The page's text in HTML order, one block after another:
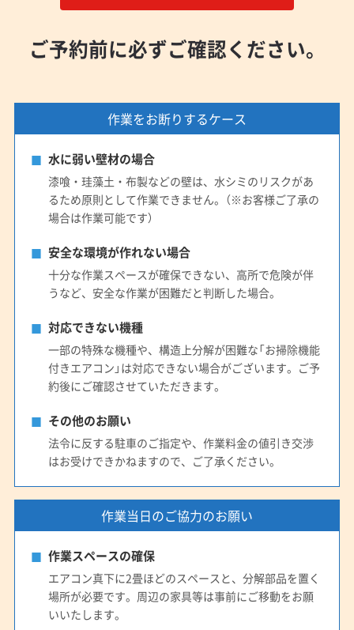
ご予約前に必ずご確認ください。
作業をお断りするケース
水に弱い壁材の場合
漆喰・珪藻土・布製などの壁は、水シミのリスクがあ
るため原則として作業できません。（※お客様ご了承の
場合は作業可能です）
安全な環境が作れない場合
十分な作業スペースが確保できない、高所で危険が伴
うなど、安全な作業が困難だと判断した場合。
対応できない機種
一部の特殊な機種や、構造上分解が困難な「お掃除機能
付きエアコン」は対応できない場合がございます。ご予
約後にご確認させていただきます。
その他のお願い
法令に反する駐車のご指定や、作業料金の値引き交渉
はお受けできかねますので、ご了承ください。
作業当日のご協力のお願い
作業スペースの確保
エアコン真下に2畳ほどのスペースと、分解部品を置く
場所が必要です。周辺の家具等は事前にご移動をお願
いいたします。